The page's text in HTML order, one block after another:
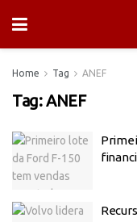
Home Tag ANEF
Tag:ANEF